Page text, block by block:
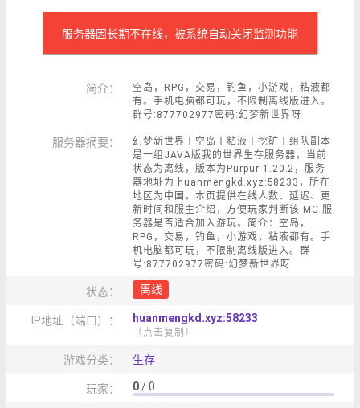
服务器因长期不在线，被系统自动关闭监测功能
简介：
空岛，RPG，交易，钓鱼，小游戏，粘液都
有。手机电脑都可玩，不限制离线版进入。
群号:877702977密码:幻梦新世界呀
服务器摘要：
幻梦新世界丨空岛丨粘液丨挖矿丨组队副本
是一组JAVA版我的世界生存服务器，当前
状态为离线，版本为Purpur 1.20.2，服务
器地址为 huanmengkd.xyz:58233，所在
地区为中国。本页提供在线人数、延迟、更
新时间和服主介绍，方便玩家判断该 MC 服
务器是否适合加入游玩。简介：空岛，
RPG，交易，钓鱼，小游戏，粘液都有。手
机电脑都可玩，不限制离线版进入。群
号:877702977密码:幻梦新世界呀
状态： 离线
IP地址（端口）： huanmengkd.xyz:58233
（点击复制）
游戏分类： 生存
玩家： 0/ 0